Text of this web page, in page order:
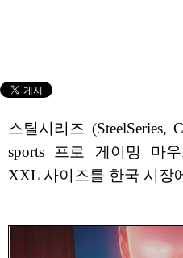
스틸시리즈 (SteelSeries,
sports 프로 게이밍 마
XXL 사이즈를 한국 시장